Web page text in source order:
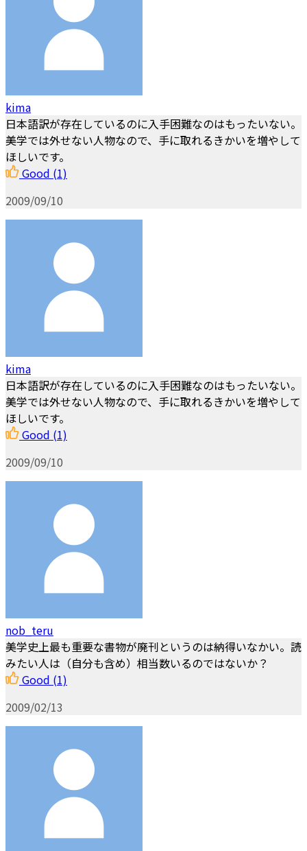
kima
日本語訳が存在しているのに入手困難なのはもったいない。
美学では外せない人物なので、手に取れるきかいを増やして
ほしいです。
Good (1)
2009/09/10
kima
日本語訳が存在しているのに入手困難なのはもったいない。
美学では外せない人物なので、手に取れるきかいを増やして
ほしいです。
Good (1)
2009/09/10
nob_teru
美学史上最も重要な書物が廃刊というのは納得いなかい。読
みたい人は（自分も含め）相当数いるのではないか？
Good (1)
2009/02/13